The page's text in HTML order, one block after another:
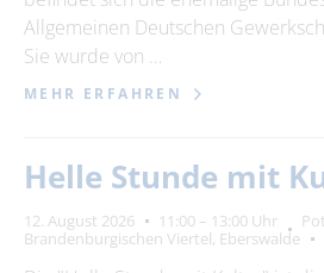
Allgemeinen Deutschen
Sie wurde von …
MEHR ERFAHREN
Helle Stunde mit
12. August 2026 11:00 – 13:00 Uhr
Brandenburgischen Viertel, Eberswalde